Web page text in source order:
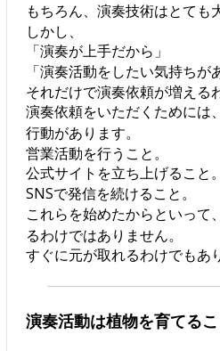
もちろん、演奏技術はとても
しかし、
「演奏が上手だから」
「演奏活動をしたい気持ちが
それだけで演奏依頼が増える
演奏依頼をいただくためには
行動があります。
営業活動を行うこと。
公式サイトを立ち上げること。
SNSで発信を続けること。
これらを始めたからといって
るわけではありません。
すぐに元が取れるわけでもあ
演奏活動は植物を育てる